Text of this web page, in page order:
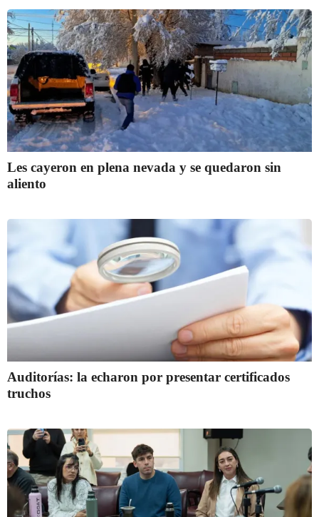
Les cayeron en plena nevada y se quedaron sin
aliento
Auditorías: la echaron por presentar certificados
truchos